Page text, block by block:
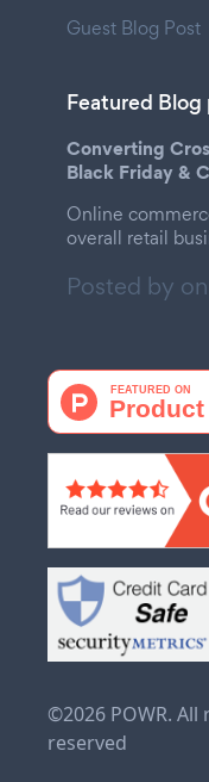
Guest Blog Post
Featured Blog
Converting
Black Friday &
Online
overall retail
Posted by on
©2026 POWR. All
reserved